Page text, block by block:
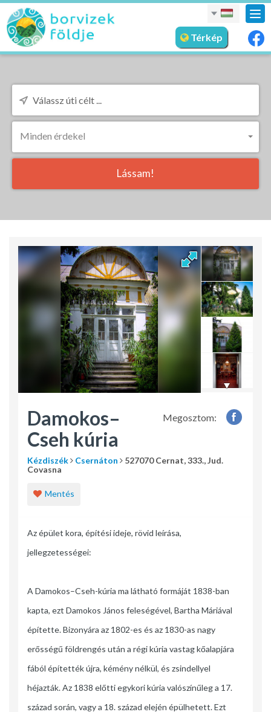
Térkép
Minden érdekel
Lássam!
Megosztom:
Damokos–
Cseh kúria
Kézdiszék Csernáton
527070 Cernat, 333., Jud.
Covasna
Mentés
Az épület kora, építési ideje, rövid leírása,
jellegzetességei:
A Damokos–Cseh-kúria ma látható formáját 1838-ban
kapta, ezt Damokos János feleségével, Bartha Máriával
építette. Bizonyára az 1802-es és az 1830-as nagy
erősségű földrengés után a régi kúria vastag kőalapjára
fából építették újra, kémény nélkül, és zsindellyel
héjazták. Az 1838 előtti egykori kúria valószínűleg a 17.
század során, vagy a 18. század elején épülhetett. Ezt